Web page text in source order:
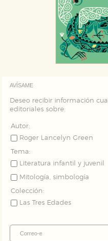
AVÍSAME
Deseo recibir información
editoriales sobre:
Autor:
Roger Lancelyn Green
Tema:
Literatura infantil y juvenil
Mitología, simbología
Colección:
Las Tres Edades